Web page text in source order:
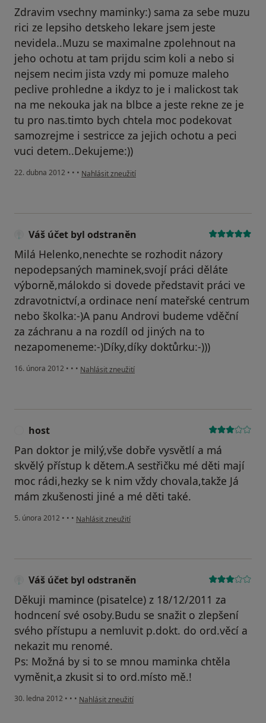
Zdravim vsechny maminky:) sama za sebe muzu
rici ze lepsiho detskeho lekare jsem jeste
nevidela..Muzu se maximalne zpolehnout na
jeho ochotu at tam prijdu scim koli a nebo si
nejsem necim jista vzdy mi pomuze maleho
peclive prohledne a ikdyz to je i malickost tak
na me nekouka jak na blbce a jeste rekne ze je
tu pro nas.timto bych chtela moc podekovat
samozrejme i sestricce za jejich ochotu a peci
vuci detem..Dekujeme:))
22. dubna 2012 • • • podle názoru uživatele Váš účet byl odstraněn
Nahlásit zneužití
Váš účet byl odstraněn
Milá Helenko,nenechte se rozhodit názory
nepodepsaných maminek,svojí práci děláte
výborně,málokdo si dovede představit práci ve
zdravotnictví,a ordinace není mateřské centrum
nebo školka:-)A panu Androvi budeme vděční
za záchranu a na rozdíl od jiných na to
nezapomeneme:-)Díky,díky doktůrku:-)))
16. února 2012 • • • podle názoru uživatele Váš účet byl odstraněn
Nahlásit zneužití
host
Pan doktor je milý,vše dobře vysvětlí a má
skvělý přístup k dětem.A sestřičku mé děti mají
moc rádi,hezky se k nim vždy chovala,takže Já
mám zkušenosti jiné a mé děti také.
5. února 2012 • • • podle názoru uživatele host
Nahlásit zneužití
Váš účet byl odstraněn
Děkuji mamince (pisatelce) z 18/12/2011 za
hodncení své osoby.Budu se snažit o zlepšení
svého přístupu a nemluvit p.dokt. do ord.věcí a
nekazit mu renomé.
Ps: Možná by si to se mnou maminka chtěla
vyměnit,a zkusit si to ord.místo mě.!
30. ledna 2012 • • • podle názoru uživatele Váš účet byl odstraněn
Nahlásit zneužití